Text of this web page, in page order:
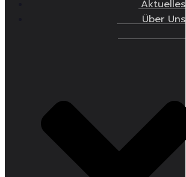
Aktuelles
Über Uns